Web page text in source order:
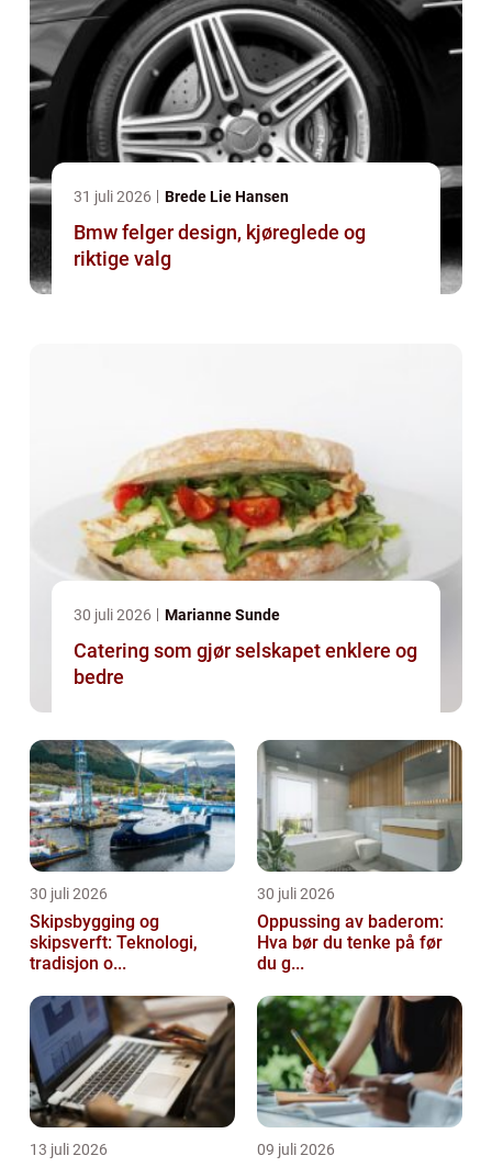
31 juli 2026 Brede Lie Hansen
Bmw felger design, kjøreglede og
riktige valg
30 juli 2026 Marianne Sunde
Catering som gjør selskapet enklere og
bedre
30 juli 2026
Skipsbygging og
skipsverft: Teknologi,
tradisjon o...
30 juli 2026
Oppussing av baderom:
Hva bør du tenke på før
du g...
13 juli 2026 09 juli 2026